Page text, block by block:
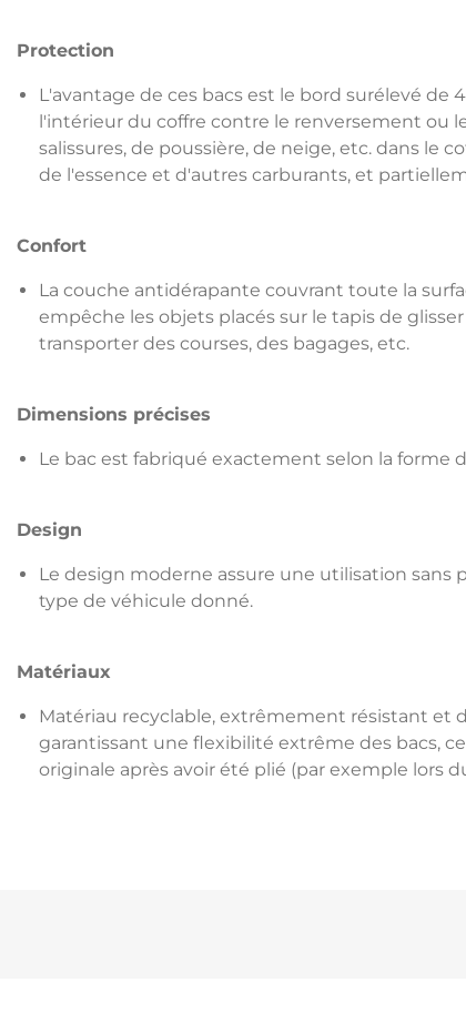
Protection
L'avantage de ces bacs est le bord surélevé de
l'intérieur du coffre contre le renversement ou
salissures, de poussière, de neige, etc. dans le
de l'essence et d'autres carburants, et
Confort
La couche antidérapante couvrant toute la
empêche les objets placés sur le tapis de
transporter des courses, des bagages, etc.
Dimensions précises
Le bac est fabriqué exactement selon la forme
Design
Le design moderne assure une utilisation
type de véhicule donné.
Matériaux
Matériau recyclable, extrêmement résistant et
garantissant une flexibilité extrême des bacs,
originale après avoir été plié (par exemple lors